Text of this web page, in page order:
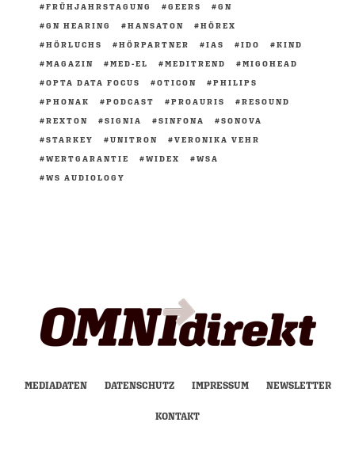
FRÜHJAHRSTAGUNG
GEERS
GN
GN HEARING
HANSATON
HÖREX
HÖRLUCHS
HÖRPARTNER IAS IDO
KIND
MAGAZIN
MED-EL MEDITREND
MIGOHEAD
OPTA DATA FOCUS
OTICON
PHILIPS
PHONAK
PODCAST PROAURIS
RESOUND
REXTON
SIGNIA SINFONA
SONOVA
STARKEY
UNITRON
VERONIKA VEHR
WERTGARANTIE
WIDEX
WSA
WS AUDIOLOGY
MEDIADATEN DATENSCHUTZ IMPRESSUM NEWSLETTER
KONTAKT